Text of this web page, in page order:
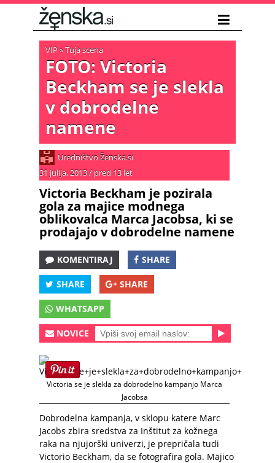
VIP»Tuja scena
FOTO: Victoria
Beckham se je slekla
v dobrodelne
namene
Uredništvo Ženska.si
31 julija, 2013/ pred 13 let
Victoria Beckham je pozirala
gola za majice modnega
oblikovalca Marca Jacobsa, ki se
prodajajo v dobrodelne namene
KOMENTIRAJ SHARE
SHARE SHARE
WHATSAPP
NOVICE
Victoria se je slekla za dobrodelno kampanjo Marca
Jacobsa
Dobrodelna kampanja, v sklopu katere Marc
Jacobs zbira sredstva za Inštitut za kožnega
raka na njujorški univerzi, je prepričala tudi
Victorio Beckham, da se fotografira gola. Majico